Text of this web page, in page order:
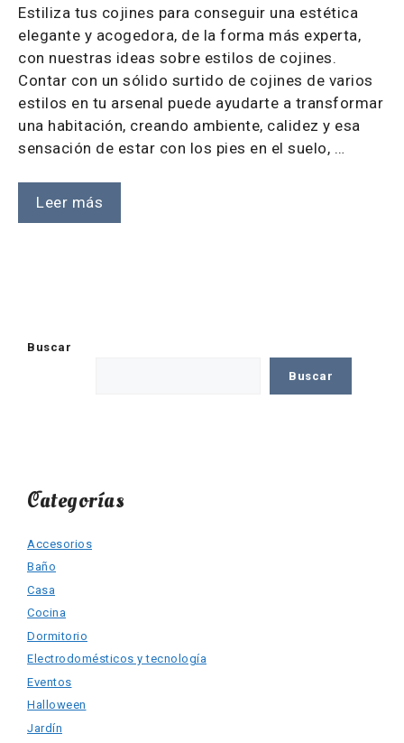
Estiliza tus cojines para conseguir una estética
elegante y acogedora, de la forma más experta,
con nuestras ideas sobre estilos de cojines.
Contar con un sólido surtido de cojines de varios
estilos en tu arsenal puede ayudarte a transformar
una habitación, creando ambiente, calidez y esa
sensación de estar con los pies en el suelo, …
Leer más
Buscar
Buscar
Categorías
Accesorios
Baño
Casa
Cocina
Dormitorio
Electrodomésticos y tecnología
Eventos
Halloween
Jardín